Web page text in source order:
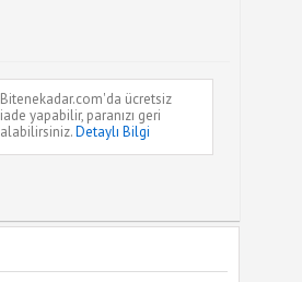
Bitenekadar.com'da ücretsiz
iade yapabilir, paranızı geri
alabilirsiniz.Detaylı Bilgi